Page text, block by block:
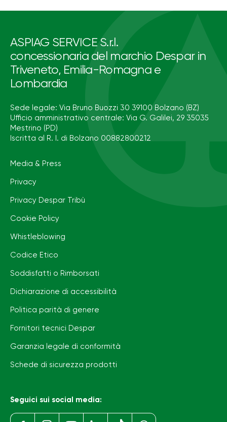
ASPIAG SERVICE S.r.l.
concessionaria del marchio Despar in
Triveneto, Emilia-Romagna e
Lombardia
Sede legale: Via Bruno Buozzi 30 39100 Bolzano (BZ)
Ufficio amministrativo centrale: Via G. Galilei, 29 35035
Mestrino (PD)
Iscritta al R. I. di Bolzano 00882800212
Media & Press
Privacy
Privacy Despar Tribù
Cookie Policy
Whistleblowing
Codice Etico
Soddisfatti o Rimborsati
Dichiarazione di accessibilità
Politica parità di genere
Fornitori tecnici Despar
Garanzia legale di conformità
Schede di sicurezza prodotti
Seguici sui social media: